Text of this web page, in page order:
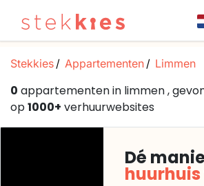
Stekkies Appartementen Limmen
0 appartementen in limmen ,
op1000+ verhuurwebsites
Dé